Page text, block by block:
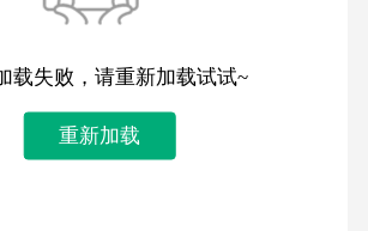
载失败，请重新加载试试~
重新加载